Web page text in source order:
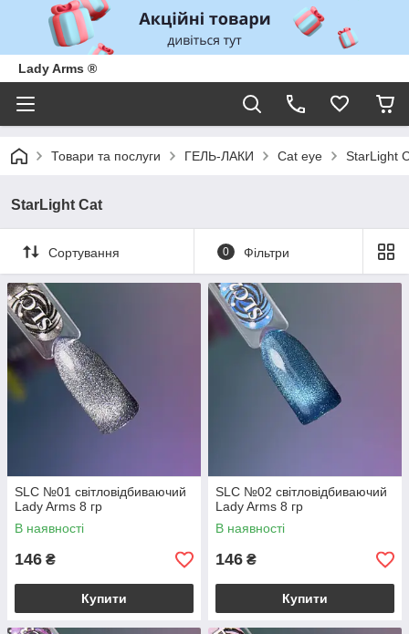
Lady Arms ®
Товари та послуги ГЕЛЬ-ЛАКИ Cat eye StarLight
StarLight Cat
Сортування 0 Фільтри
SLC №01 світловідбиваючий
Lady Arms 8 гр
В наявності
146 ₴
Купити
SLC №02 світловідбиваючий
Lady Arms 8 гр
В наявності
146 ₴
Купити